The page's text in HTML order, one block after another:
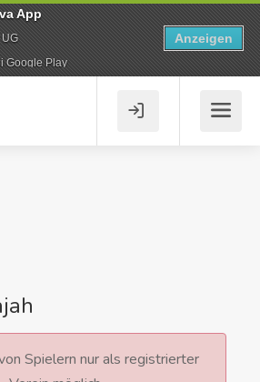
Spielern nur als registrierter
App
Google Play
Anzeigen